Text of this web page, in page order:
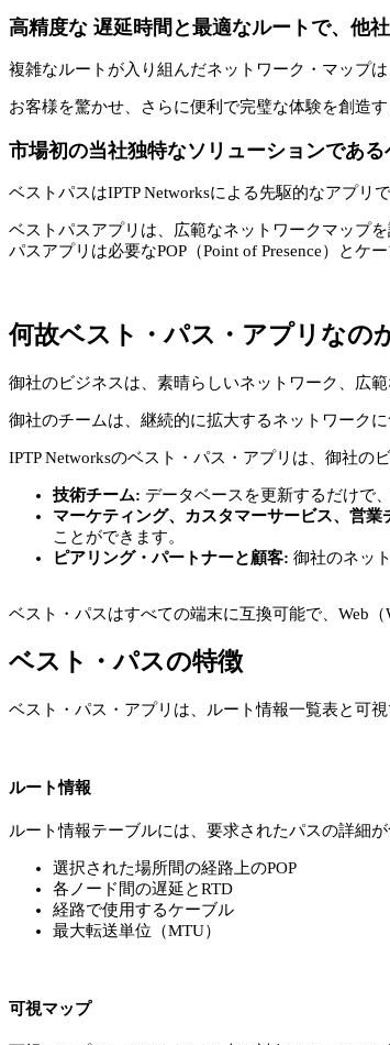
高精度な 遅延時間と最適なルートで、他
複雑なルートが入り組んだネットワーク・マップ
お客様を驚かせ、さらに便利で完璧な体験を創造
市場初の当社独特なソリューションであ
ベストパスはIPTP Networksによる先駆的なアプリ
ベストパスアプリは、広範なネットワークマップ
パスアプリは必要なPOP（Point of Presence）とケ
何故ベスト・パス・アプリなの
御社のビジネスは、素晴らしいネットワーク、広
御社のチームは、継続的に拡大するネットワーク
IPTP Networksのベスト・パス・アプリは、御社の
技術チーム: データベースを更新するだけで
マーケティング、カスタマーサービス、営業
ことができます。
ピアリング・パートナーと顧客: 御社のネッ
ベスト・パスはすべての端末に互換可能で、Web
ベスト・パスの特徴
ベスト・パス・アプリは、ルート情報一覧表と可
ルート情報
ルート情報テーブルには、要求されたパスの詳細が
選択された場所間の経路上のPOP
各ノード間の遅延とRTD
経路で使用するケーブル
最大転送単位（MTU）
可視マップ